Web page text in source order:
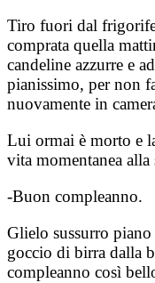
Tiro fuori dal
comprata quella
candeline azzurre e
pianissimo, per non
nuovamente in
Lui ormai è morto e
vita momentanea alla
-Buon compleanno.
Glielo sussurro
goccio di birra dalla
compleanno così